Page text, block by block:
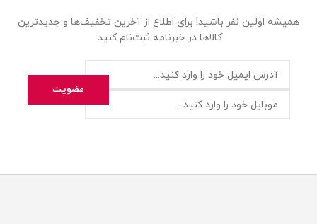
همیشه اولین نفر باشید! برای اطلاع از آخرین تخفیف‌ها و جدیدترین
کالاها در خبرنامه ثبت‌نام کنید.